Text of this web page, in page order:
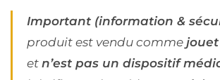
Important (information &
produit est vendu comme
et n’est pas un dispositif